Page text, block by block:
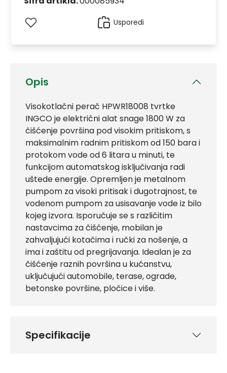
Opis
Visokotlačni perač HPWR18008 tvrtke
INGCO je električni alat snage 1800 W za
čišćenje površina pod visokim pritiskom, s
maksimalnim radnim pritiskom od 150 bara i
protokom vode od 6 litara u minuti, te
funkcijom automatskog isključivanja radi
uštede energije. Opremljen je metalnom
pumpom za visoki pritisak i dugotrajnost, te
vodenom pumpom za usisavanje vode iz bilo
kojeg izvora. Isporučuje se s različitim
nastavcima za čišćenje, mobilan je
zahvaljujući kotačima i ručki za nošenje, a
ima i zaštitu od pregrijavanja. Idealan je za
čišćenje raznih površina u kućanstvu,
uključujući automobile, terase, ograde,
betonske površine, pločice i više.
Specifikacije
Usporedi